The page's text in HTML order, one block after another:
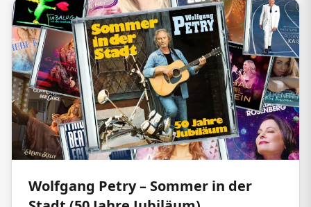
Wolfgang Petry – Sommer in der